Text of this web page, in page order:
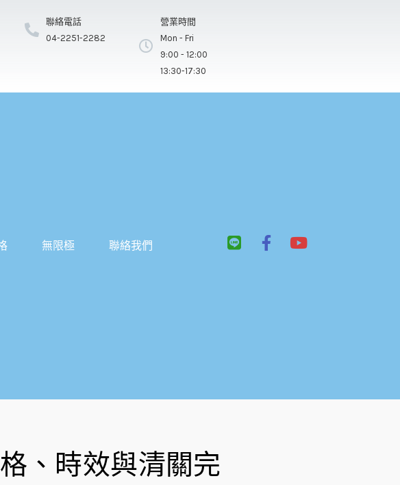
聯絡電話
04-2251-2282
營業時間
Mon - Fri
9:00 - 12:00
13:30-17:30
無限極 聯絡我們
L
F
Y
、時效與清關完